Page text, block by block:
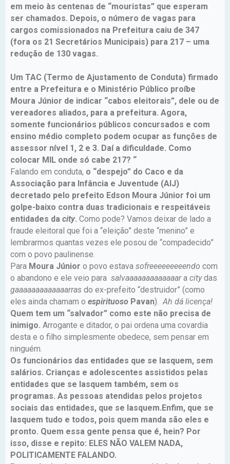
em meio às centenas de “mouristas” que esperam
ser chamados. Depois, o número de vagas para
cargos comissionados na Prefeitura caiu de 347
(fora os 21 Secretários Municipais) para 217 – uma
redução de 130 vagas.
Um TAC (Termo de Ajustamento de Conduta) firmado
entre a Prefeitura e o Ministério Público proíbe
Moura Júnior de indicar “cabos eleitorais”, dele ou de
vereadores aliados, para a prefeitura. Agora,
somente funcionários públicos concursados e com
ensino médio completo podem ocupar as funções de
assessor nível 1, 2 e 3. Daí a dificuldade. Como
colocar MIL onde só cabe 217? “
Falando em conduta, o “despejo” do Caco e da
Associação para Infância e Juventude (AIJ)
decretado pelo prefeito Edson Moura Júnior foi um
golpe-baixo contra duas tradicionais e respeitáveis
entidades da city. Como pode? Vamos deixar de lado a
fraude eleitoral que foi a “eleição” deste “menino” e
lembrarmos quantas vezes ele posou de “compadecido”
com o povo paulinense.
Para Moura Júnior o povo estava sofreeeeeeeeendo com
o abandono e ele veio para salvaaaaaaaaaaaaara citydas
gaaaaaaaaaaaaarras do ex-prefeito “destruidor” (como
eles ainda chamam o espirituoso Pavan). Ah dá licença!
Quem tem um “salvador” como este não precisa de
inimigo. Arrogante e ditador, o pai ordena uma covardia
desta e o filho simplesmente obedece, sem pensar em
ninguém.
Os funcionários das entidades que se lasquem, sem
salários. Crianças e adolescentes assistidos pelas
entidades que se lasquem também, sem os
programas. As pessoas atendidas pelos projetos
sociais das entidades, que se lasquem.Enfim, que se
lasquem tudo e todos, pois quem manda são eles e
pronto. Quem essa gente pensa que é, hein? Por
isso, disse e repito: ELES NÃO VALEM NADA,
POLITICAMENTE FALANDO.